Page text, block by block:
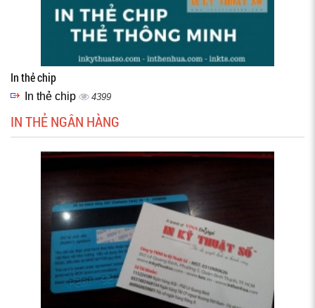
In thẻ chip
In thẻ chip 4399
IN THẺ NGÂN HÀNG